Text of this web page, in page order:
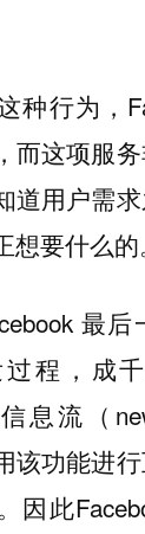
种行为，
而这项服
道用户需
要什么的
最
程，成
信息流（
该功能进
因此